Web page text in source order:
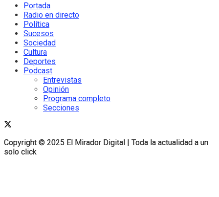
Copyright © 2025 El Mirador Digital | Toda la actualidad a un
solo click
Portada
Radio en directo
Política
Sucesos
Sociedad
Cultura
Deportes
Podcast
Entrevistas
Opinión
Programa completo
Secciones
Copyright © 2025 El Mirador Digital | Toda la actualidad a un
solo click